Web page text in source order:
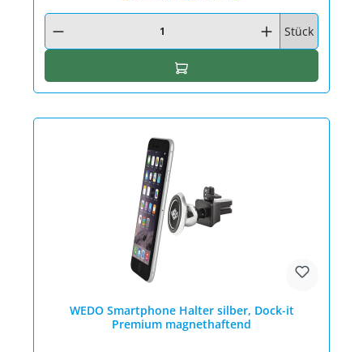
Produkt Anzahl: Gib den gewünschten Wert ein oder benutze die
Stück
In den Warenkorb
WEDO Smartphone Halter silber, Dock-it
Premium magnethaftend